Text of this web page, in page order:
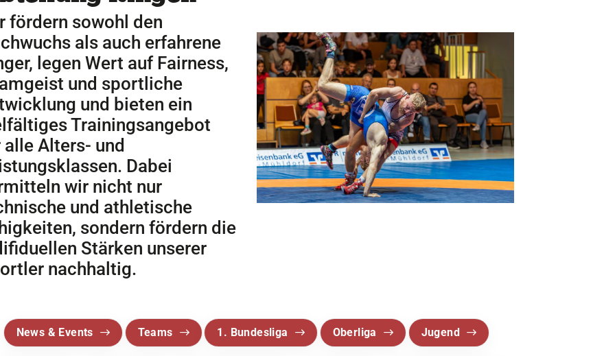
fördern sowohl den
als auch erfahrene
legen Wert auf Fairness,
und sportliche
und bieten ein
Trainingsangebot
alle Alters- und
Dabei
wir nicht nur
und athletische
sondern fördern die
Stärken unserer
nachhaltig.
News & Events Teams 1. Bundesliga Oberliga Jugend
Sportsuche
Abteilungen
VitaSport
Kindersportschule
Downloads
Weiteres